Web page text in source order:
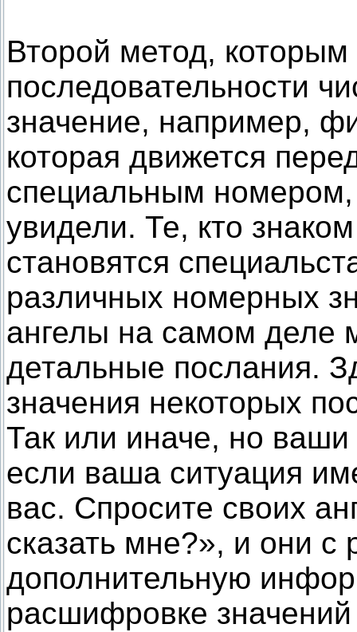
Второй метод,
последовательности
значение, например,
которая движется
специальным номером,
увидели. Те, кто
становятся
различных номерных
ангелы на самом деле
детальные послания.
значения некоторых
Так или иначе, но
если ваша ситуация
вас. Спросите своих
сказать мне?», и они с
дополнительную
расшифровке